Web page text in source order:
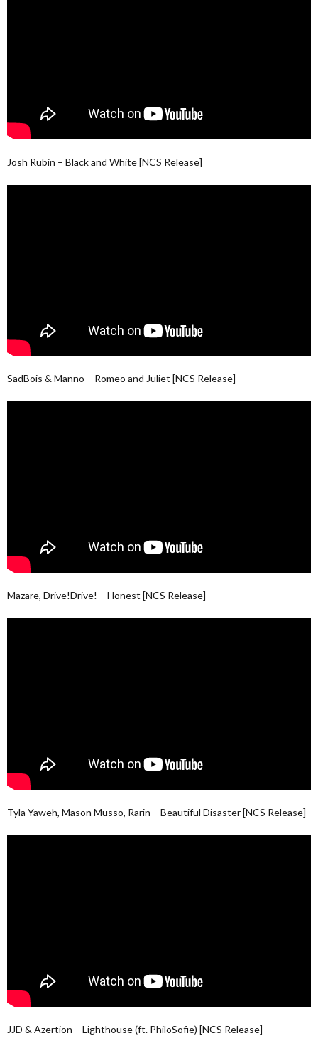
Josh Rubin – Black and White [NCS Release]
SadBois & Manno – Romeo and Juliet [NCS Release]
Mazare, Drive!Drive! – Honest [NCS Release]
Tyla Yaweh, Mason Musso, Rarin – Beautiful Disaster [NCS Release]
JJD & Azertion – Lighthouse (ft. PhiloSofie) [NCS Release]